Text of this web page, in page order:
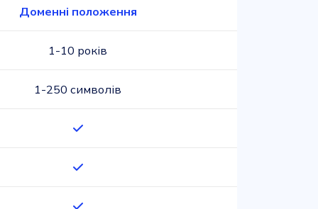
Доменні положення
1-10 років
1-250 символів